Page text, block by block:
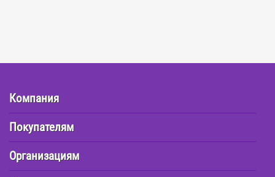
Компания
Покупателям
Организациям